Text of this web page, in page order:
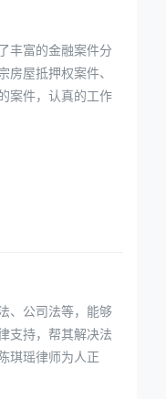
丰富的金融案件分
屋抵押权案件、
案件，认真的工作
、公司法等，能够
支持，帮其解决法
琪瑶律师为人正